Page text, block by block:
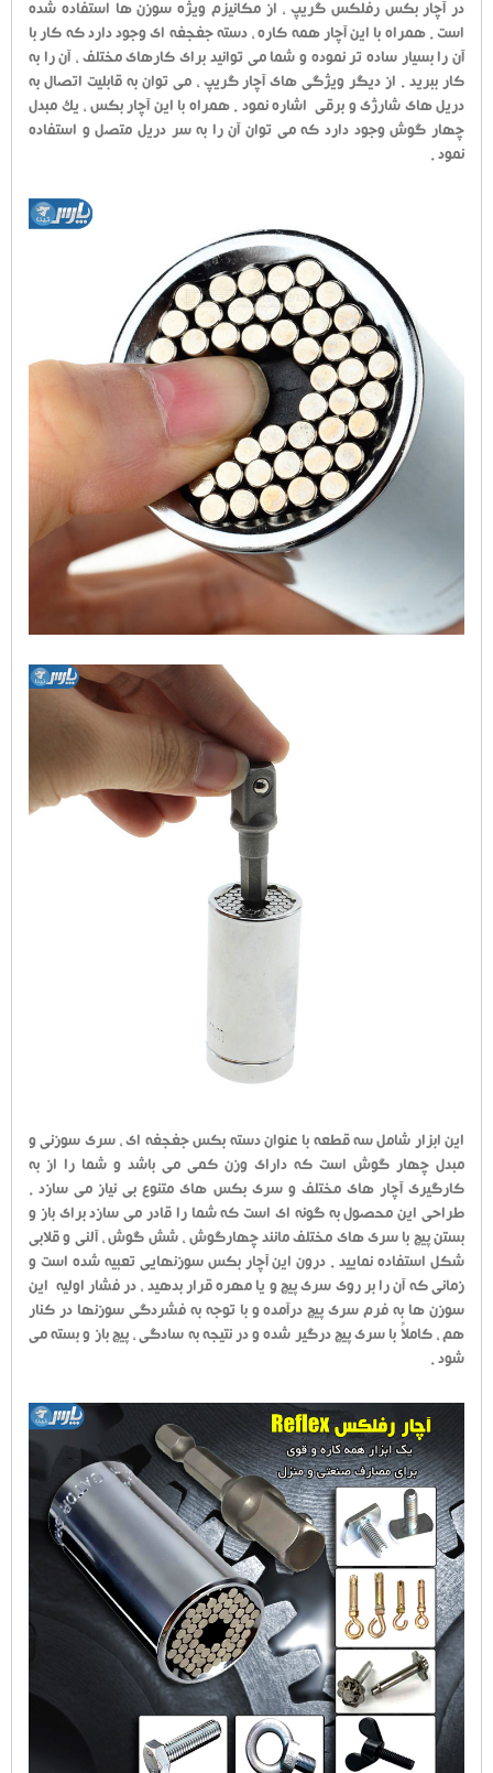
در آچار بکس رفلکس گریپ ، از مکانیزم ویژه سوزن ها استفاده شده
است . همراه با این آچار همه کاره ، دسته جغجغه ای وجود دارد که کار با
آن را بسیار ساده تر نموده و شما می توانید برای کارهای مختلف ، آن را به
کار ببرید . از دیگر ویژگی های آچار گریپ ، می توان به قابلیت اتصال به
دریل های شارژی و برقی اشاره نمود . همراه با این آچار بکس ، یک مبدل
چهار گوش وجود دارد که می توان آن را به سر دریل متصل و استفاده
نمود .
این ابزار شامل سه قطعه با عنوان دسته بکس جغجغه ای ، سری سوزنی و
مبدل چهار گوش است که دارای وزن کمی می باشد و شما را از به
کارگیری آچار های مختلف و سری بکس های متنوع بی نیاز می سازد .
طراحی این محصول به گونه ای است که شما را قادر می سازد برای باز و
بستن پیچ با سری های مختلف مانند چهارگوش ، شش گوش ، آلنی و قلابی
شکل استفاده نمایید . درون این آچار بکس سوزنهایی تعبیه شده است و
زمانی که آن را بر روی سری پیچ و یا مهره قرار بدهید ، در فشار اولیه این
سوزن ها به فرم سری پیچ درآمده و با توجه به فشردگی سوزنها در کنار
هم ، کاملاً با سری پیچ درگیر شده و در نتیجه به سادگی ، پیچ باز و بسته می
شود .